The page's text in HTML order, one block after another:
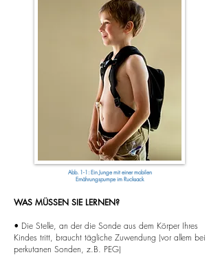
Abb. 1-1: Ein Junge mit einer mobilen
Ernährungspumpe im Rucksack
WAS MÜSSEN SIE LERNEN?
• Die Stelle, an der die Sonde aus dem Körper Ihres
Kindes tritt, braucht tägliche Zuwendung (vor allem bei
perkutanen Sonden, z.B. PEG)